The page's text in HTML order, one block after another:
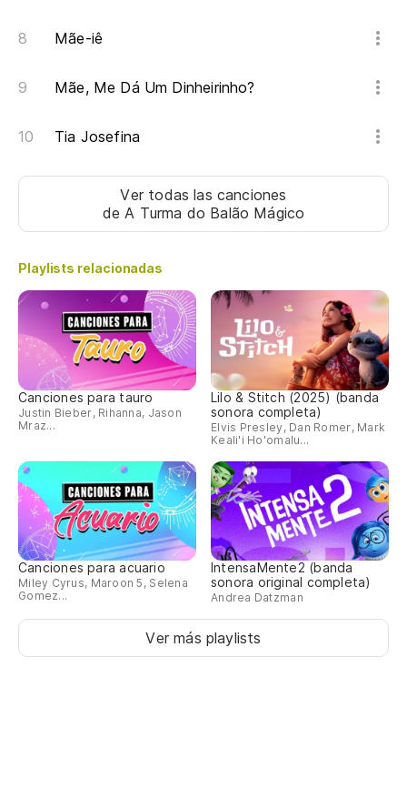
Mãe-iê
Mãe, Me Dá Um Dinheirinho?
Tia Josefina
Ver todas las canciones
de A Turma do Balão Mágico
Playlists relacionadas
Canciones para tauro
Justin Bieber, Rihanna, Jason
Mraz...
Lilo & Stitch (2025) (banda
sonora completa)
Elvis Presley, Dan Romer, Mark
Keali'i Ho'omalu...
Canciones para acuario
Miley Cyrus, Maroon 5, Selena
Gomez...
IntensaMente2 (banda
sonora original completa)
Andrea Datzman
Ver más playlists